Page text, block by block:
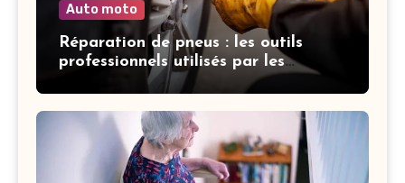
Auto moto
Réparation de pneus : les outils
professionnels utilisés par les